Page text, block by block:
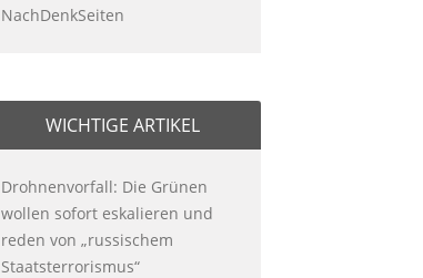
NachDenkSeiten
WICHTIGE ARTIKEL
Drohnenvorfall: Die Grünen
wollen sofort eskalieren und
reden von „russischem
Staatsterrorismus“